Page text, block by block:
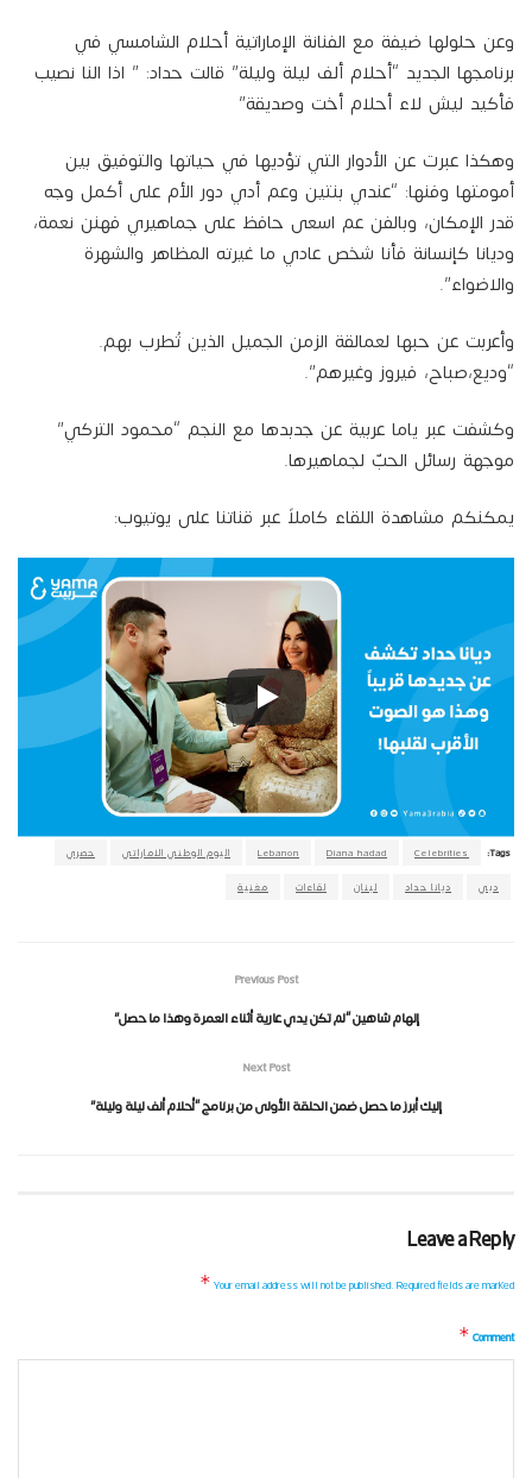
وعن حلولها ضيفة مع الفنانة الإماراتية أحلام الشامسي في
برنامجها الجديد “أحلام ألف ليلة وليلة” قالت حداد: ” اذا النا نصيب
فأكيد ليش لاء أحلام أخت وصديقة”
وهكذا عبرت عن الأدوار التي تؤديها في حياتها والتوفيق بين
أمومتها وفنها: “عندي بنتين وعم أدي دور الأم على أكمل وجه
قدر الإمكان، وبالفن عم اسعى حافظ على جماهيري فهنن نعمة،
وديانا كإنسانة فأنا شخص عادي ما غيرته المظاهر والشهرة
والاضواء”.
وأعربت عن حبها لعمالقة الزمن الجميل الذين تُطرب بهم.
“وديع،صباح، فيروز وغيرهم”.
وكشفت عبر ياما عربية عن جدبدها مع النجم “محمود التركي”
موجهة رسائل الحبّ لجماهيرها.
يمكنكم مشاهدة اللقاء كاملاً عبر قناتنا على يوتيوب:
Tags:
Celebrities
Diana hadad
Lebanon اليوم الوطني الاماراتي حصري
دبي ديانا حداد لبنان لقاءات مغنية
Previous Post
إلهام شاهين “لم تكن يدي عارية أثناء العمرة وهذا ما حصل”
Next Post
إليك أبرز ما حصل ضمن الحلقة الأولى من برنامج “أحلام ألف ليلة وليلة”
Leave a Reply
Your email address will not be published.Required fields are marked
*
Comment
*